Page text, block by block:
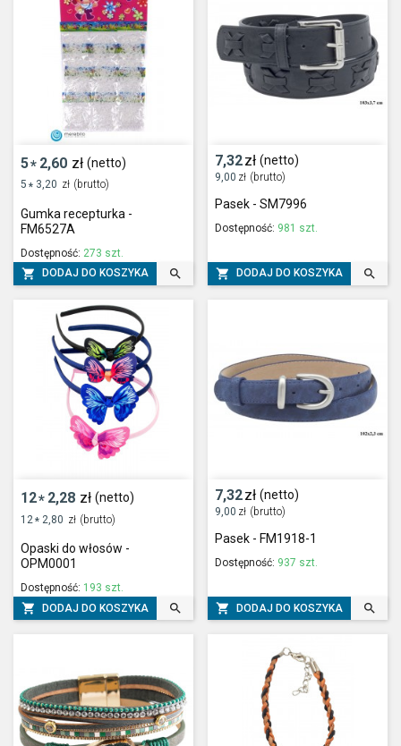
5* 2,60 zł (netto)
5 * 3,20 zł (brutto)
Gumka recepturka -
FM6527A
Dostępność: 273 szt.
 DODAJ DO KOSZYKA 
7,32zł (netto)
9,00 zł (brutto)
Pasek - SM7996
Dostępność: 981 szt.
 DODAJ DO KOSZYKA 
12* 2,28 zł (netto)
12 * 2,80 zł (brutto)
Opaski do włosów -
OPM0001
Dostępność: 193 szt.
 DODAJ DO KOSZYKA 
7,32zł (netto)
9,00 zł (brutto)
Pasek - FM1918-1
Dostępność: 937 szt.
 DODAJ DO KOSZYKA 